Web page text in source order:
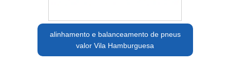
alinhamento e balanceamento de pneus
valor Vila Hamburguesa